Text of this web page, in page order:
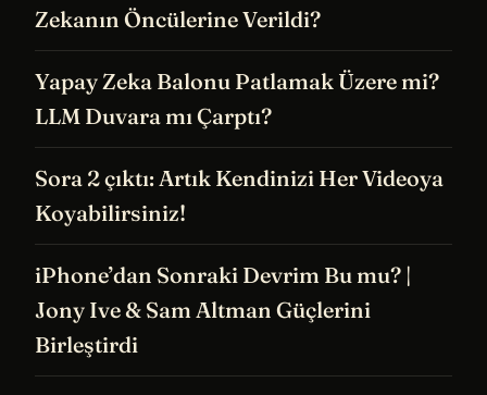
Zekanın Öncülerine Verildi?
Yapay Zeka Balonu Patlamak Üzere mi?
LLM Duvara mı Çarptı?
Sora 2 çıktı: Artık Kendinizi Her Videoya
Koyabilirsiniz!
iPhone’dan Sonraki Devrim Bu mu? |
Jony Ive & Sam Altman Güçlerini
Birleştirdi